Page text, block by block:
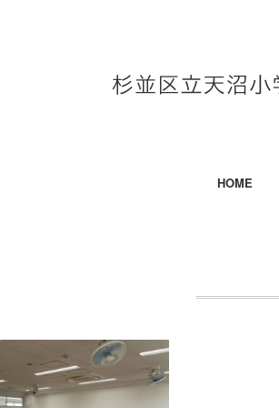
HOME